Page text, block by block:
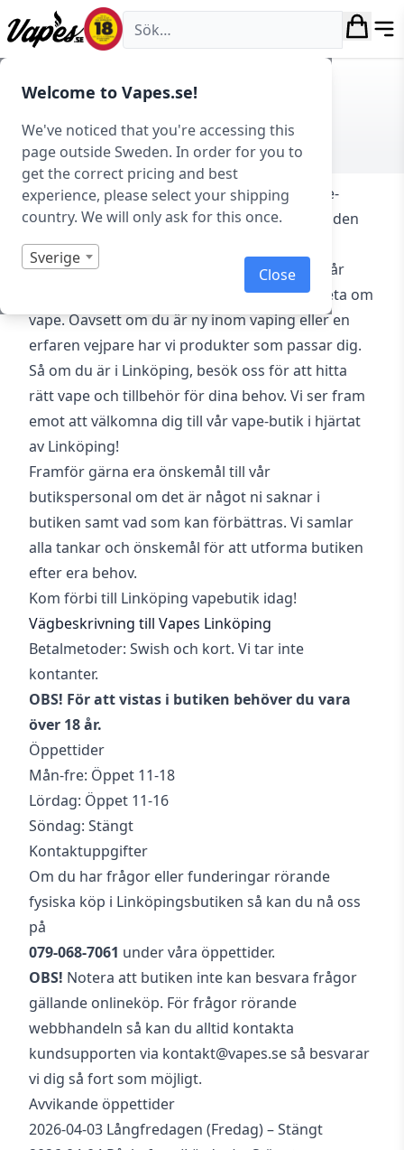
Welcome to Vapes.se!
We've noticed that you're accessing this
page outside Sweden. In order for you to
get the correct pricing and best
experience, please select your shipping
country. We will only ask for this once.
Sverige
Close
Vapes.se
VAPES.SE LINKÖPING –
NORDENGATAN 1B
Upptäck ett brett utbud avvape-produkter
, e-
cigaretter och e-juicehos Vapes Linköping – den
största vape-butiken i Linköping! Här på
Nordengatan 1B, 582 55 Linköping, hjälper vår
kunniga personal dig med allt du behöver veta om
vape. Oavsett om du är ny inom vaping eller en
erfaren vejpare har vi produkter som passar dig.
Så om du är i Linköping, besök oss för att hitta
rätt vape och tillbehör för dina behov. Vi ser fram
emot att välkomna dig till vår vape-butik i hjärtat
av Linköping!
Framför gärna era önskemål till vår
butikspersonal om det är något ni saknar i
butiken samt vad som kan förbättras. Vi samlar
alla tankar och önskemål för att utforma butiken
efter era behov.
Kom förbi till Linköping vapebutik idag!
Vägbeskrivning till Vapes Linköping
Betalmetoder: Swish och kort. Vi tar inte
kontanter.
OBS! För att vistas i butiken behöver du vara
över 18 år.
Öppettider
Mån-fre: Öppet 11-18
Lördag: Öppet 11-16
Söndag: Stängt
Kontaktuppgifter
Om du har frågor eller funderingar rörande
fysiska köp i Linköpingsbutiken så kan du nå oss
på
079-068-7061 under våra öppettider.
OBS! Notera att butiken inte kan besvara frågor
gällande onlineköp. För frågor rörande
webbhandeln så kan du alltid kontakta
kundsupporten via kontakt@vapes.se så besvarar
vi dig så fort som möjligt.
Avvikande öppettider
2026-04-03 Långfredagen (Fredag) – Stängt